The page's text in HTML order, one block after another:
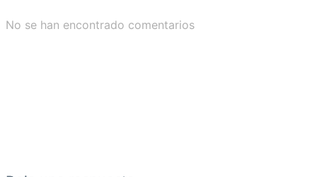
No se han encontrado comentarios